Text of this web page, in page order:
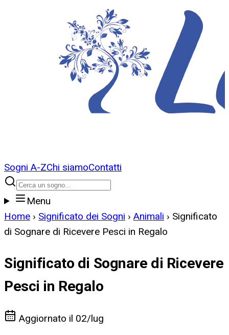
Sogni A-ZChi siamoContatti
Menu
Home › Significato dei Sogni › Animali › Significato
di Sognare di Ricevere Pesci in Regalo
Significato di Sognare di Ricevere
Pesci in Regalo
Aggiornato il 02/lug